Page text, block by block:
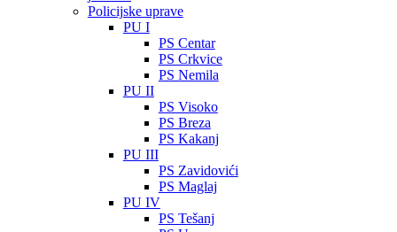
Policijske uprave
PU I
PS Centar
PS Crkvice
PS Nemila
PU II
PS Visoko
PS Breza
PS Kakanj
PU III
PS Zavidovići
PS Maglaj
PU IV
PS Tešanj